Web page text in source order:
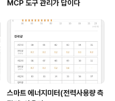
MCP 도구 관리가 답이다
스마트 에너지미터(전력사용량 측